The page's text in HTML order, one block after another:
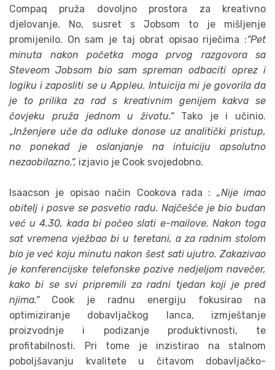
Compaq pruža dovoljno prostora za kreativno
djelovanje. No, susret s Jobsom to je mišljenje
promijenilo. On sam je taj obrat opisao riječima :“Pet
minuta nakon početka moga prvog razgovora sa
Steveom Jobsom bio sam spreman odbaciti oprez i
logiku i zaposliti se u Appleu. Intuicija mi je govorila da
je to prilika za rad s kreativnim genijem kakva se
čovjeku pruža jednom u životu.“ Tako je i učinio.
„Inženjere uče da odluke donose uz analitički pristup,
no ponekad je oslanjanje na intuiciju apsolutno
nezaobilazno.“, izjavio je Cook svojedobno.
Isaacson je opisao način Cookova rada : „Nije imao
obitelj i posve se posvetio radu. Najčešće je bio budan
već u 4.30, kada bi počeo slati e-mailove. Nakon toga
sat vremena vježbao bi u teretani, a za radnim stolom
bio je već koju minutu nakon šest sati ujutro. Zakazivao
je konferencijske telefonske pozive nedjeljom navečer,
kako bi se svi pripremili za radni tjedan koji je pred
njima.“ Cook je radnu energiju fokusirao na
optimiziranje dobavljačkog lanca, izmještanje
proizvodnje i podizanje produktivnosti, te
profitabilnosti. Pri tome je inzistirao na stalnom
poboljšavanju kvalitete u čitavom dobavljačko-